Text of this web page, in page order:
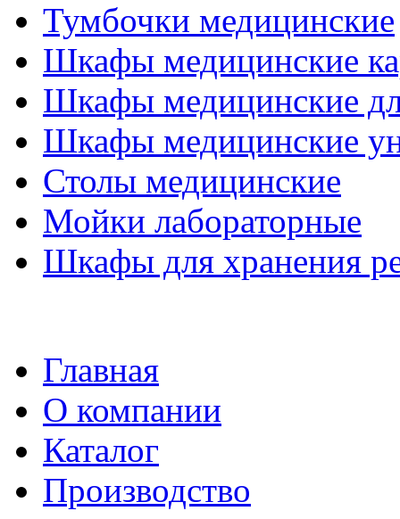
Тумбочки медицинские
Шкафы медицинские
Шкафы медицинские
Шкафы медицинские
Столы медицинские
Мойки лабораторные
Шкафы для хранения
Главная
О компании
Каталог
Производство